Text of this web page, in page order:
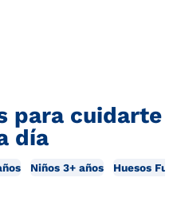
para cuidarte
día
Niños 3+ años Huesos